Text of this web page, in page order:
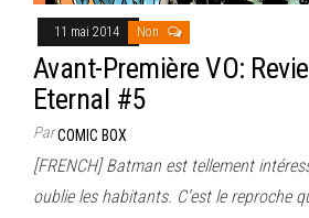
11 mai 2014 Non
Avant-Première VO:
Eternal #5
ParCOMIC BOX
[FRENCH] Batman est tellement
oublie les habitants. C’est le reproche